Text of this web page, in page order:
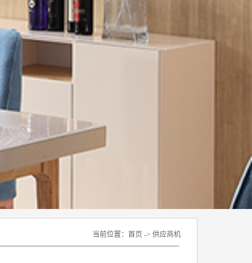
当前位置： 首页 -> 供应商机